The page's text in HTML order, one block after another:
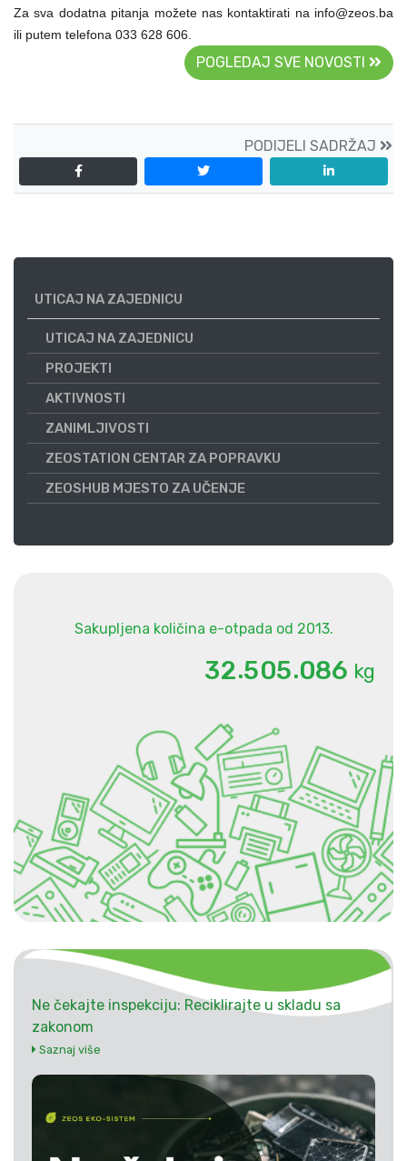
Za sva dodatna pitanja možete nas kontaktirati na info@zeos.ba
ili putem telefona 033 628 606.
POGLEDAJ SVE NOVOSTI
PODIJELI SADRŽAJ
UTICAJ NA ZAJEDNICU
UTICAJ NA ZAJEDNICU
PROJEKTI
AKTIVNOSTI
ZANIMLJIVOSTI
ZEOSTATION CENTAR ZA POPRAVKU
ZEOSHUB MJESTO ZA UČENJE
Sakupljena količina e-otpada od 2013.
32.505.086 kg
Ne čekajte inspekciju: Reciklirajte u skladu sa
zakonom
Saznaj više